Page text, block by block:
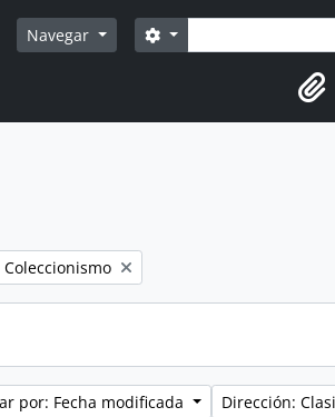
Navegar Búsqueda
Search options
Remove filter:
Coleccionismo
por: Fecha modificada Dirección: